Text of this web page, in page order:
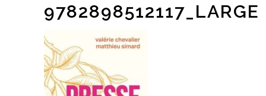
9782898512117_LARGE